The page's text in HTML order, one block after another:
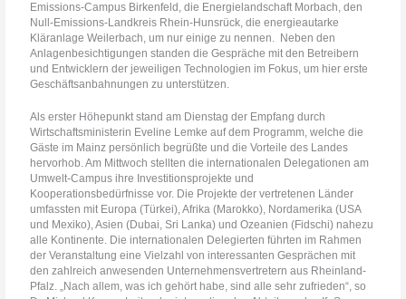
Emissions-Campus Birkenfeld, die Energielandschaft Morbach, den
Null-Emissions-Landkreis Rhein-Hunsrück, die energieautarke
Kläranlage Weilerbach, um nur einige zu nennen. Neben den
Anlagenbesichtigungen standen die Gespräche mit den Betreibern
und Entwicklern der jeweiligen Technologien im Fokus, um hier erste
Geschäftsanbahnungen zu unterstützen.
Als erster Höhepunkt stand am Dienstag der Empfang durch
Wirtschaftsministerin Eveline Lemke auf dem Programm, welche die
Gäste im Mainz persönlich begrüßte und die Vorteile des Landes
hervorhob. Am Mittwoch stellten die internationalen Delegationen am
Umwelt-Campus ihre Investitionsprojekte und
Kooperationsbedürfnisse vor. Die Projekte der vertretenen Länder
umfassten mit Europa (Türkei), Afrika (Marokko), Nordamerika (USA
und Mexiko), Asien (Dubai, Sri Lanka) und Ozeanien (Fidschi) nahezu
alle Kontinente. Die internationalen Delegierten führten im Rahmen
der Veranstaltung eine Vielzahl von interessanten Gesprächen mit
den zahlreich anwesenden Unternehmensvertretern aus Rheinland-
Pfalz. „Nach allem, was ich gehört habe, sind alle sehr zufrieden“, so